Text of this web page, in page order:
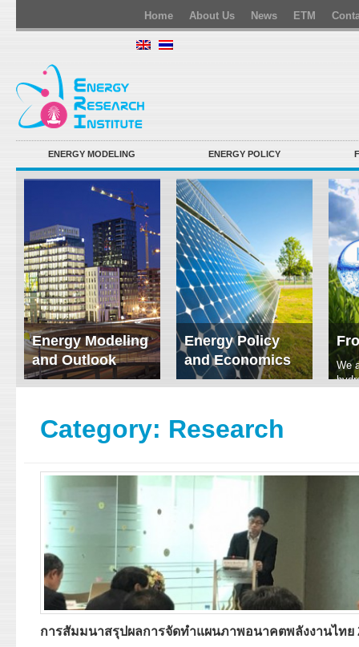
Home About Us News ETM
ENERGY MODELING ENERGY POLICY
Energy Modeling
and Outlook
ERI conducts rigorous
demand of various
energy-consuming
have been used for …
Read More
Energy Policy
and Economics
We focus on solar
economics, and solar PV
solar collectors for …
We
Category: Research
การสัมมนาสรุปผลการจัดทำแผนภาพอนาคตพลังงานไทย